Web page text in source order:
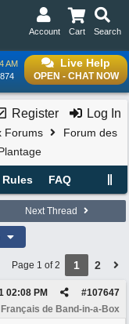
Search
Cart
Account
Live Help
OPEN - CHAT NOW
AM
Register Log In
Forums
Forum des
Rules FAQ
Next Thread
Page 1 of 2 1 2
#107647
02:08 PM
de Band-in-a-Box